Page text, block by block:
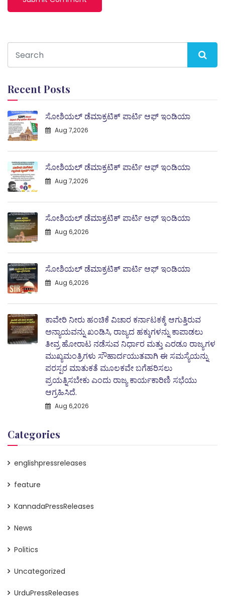
Recent Posts
ಸೋಶಿಯಲ್ ಡೆಮಾಕ್ರಟಿಕ್ ಪಾರ್ಟಿ ಆಫ್ ಇಂಡಿಯಾ
Aug 7,2026
ಸೋಶಿಯಲ್ ಡೆಮಾಕ್ರಟಿಕ್ ಪಾರ್ಟಿ ಆಫ್ ಇಂಡಿಯಾ
Aug 7,2026
ಸೋಶಿಯಲ್ ಡೆಮಾಕ್ರಟಿಕ್ ಪಾರ್ಟಿ ಆಫ್ ಇಂಡಿಯಾ
Aug 6,2026
ಸೋಶಿಯಲ್ ಡೆಮಾಕ್ರಟಿಕ್ ಪಾರ್ಟಿ ಆಫ್ ಇಂಡಿಯಾ
Aug 6,2026
ಕಾವೇರಿ ನೀರು ಹಂಚಿಕೆ ವಿಚಾರ ಕರ್ನಾಟಕಕ್ಕೆ ಆಗುತ್ತಿರುವ
ಅನ್ಯಾಯವನ್ನು ಖಂಡಿಸಿ, ರಾಜ್ಯದ ಹಕ್ಕುಗಳನ್ನು ಕಾಪಾಡಲು
ತೀವ್ರ ಹೋರಾಟ ನಡೆಸುವ ನಿರ್ಧಾರ ಮತ್ತು ಎರಡೂ ರಾಜ್ಯಗಳ
ಮುಖ್ಯಮಂತ್ರಿಗಳು ಸೌಹಾರ್ದಯುತವಾಗಿ ಈ ಸಮಸ್ಯೆಯನ್ನು
ಪರಸ್ಪರ ಮಾತುಕತೆ ಮೂಲಕವೇ ಬಗೆಹರಿಸಲು
ಪ್ರಯತ್ನಿಸಬೇಕು ಎಂದು ರಾಜ್ಯ ಕಾರ್ಯಕಾರಿಣಿ ಸಭೆಯು
ಆಗ್ರಹಿಸಿದೆ.
Aug 6,2026
Categories
englishpressreleases
feature
KannadaPressReleases
News
Politics
Uncategorized
UrduPressReleases